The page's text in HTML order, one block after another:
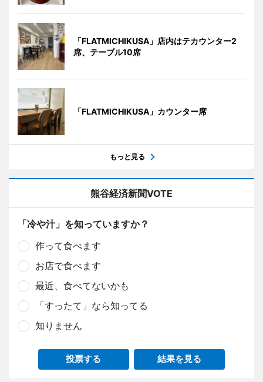
「FLATMICHIKUSA」店内はテカウンター2
席、テーブル10席
「FLATMICHIKUSA」カウンター席
もっと見る
熊谷経済新聞VOTE
「冷や汁」を知っていますか？
作って食べます
お店で食べます
最近、食べてないかも
「すったて」なら知ってる
知りません
投票する 結果を見る